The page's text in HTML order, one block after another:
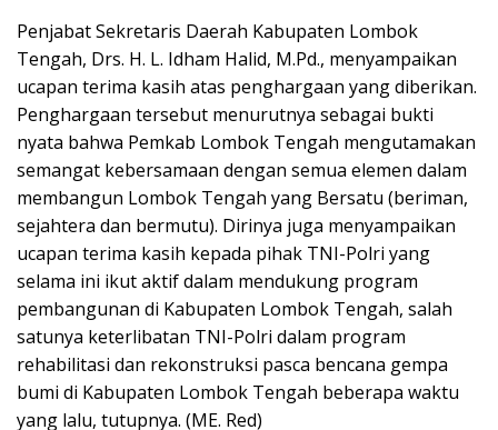
Penjabat Sekretaris Daerah Kabupaten Lombok
Tengah, Drs. H. L. Idham Halid, M.Pd., menyampaikan
ucapan terima kasih atas penghargaan yang diberikan.
Penghargaan tersebut menurutnya sebagai bukti
nyata bahwa Pemkab Lombok Tengah mengutamakan
semangat kebersamaan dengan semua elemen dalam
membangun Lombok Tengah yang Bersatu (beriman,
sejahtera dan bermutu). Dirinya juga menyampaikan
ucapan terima kasih kepada pihak TNI-Polri yang
selama ini ikut aktif dalam mendukung program
pembangunan di Kabupaten Lombok Tengah, salah
satunya keterlibatan TNI-Polri dalam program
rehabilitasi dan rekonstruksi pasca bencana gempa
bumi di Kabupaten Lombok Tengah beberapa waktu
yang lalu, tutupnya. (ME. Red)